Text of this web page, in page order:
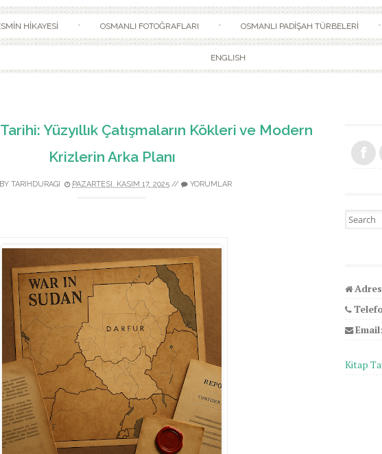
HİKAYESİ OSMANLI FOTOĞRAFLARI OSMANLI PADİŞAH TÜRBELERİ
ENGLISH
Yüzyıllık Çatışmaların Kökleri ve Modern
Krizlerin Arka Planı
BY TARIHDURAGI PAZARTESI, KASIM 17, 2025 // YORUMLAR
Search
Kitap